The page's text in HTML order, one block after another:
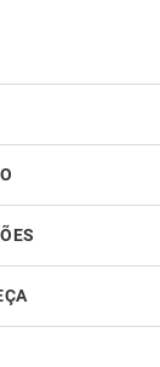
Free Flowers
tendências e
é fácil.